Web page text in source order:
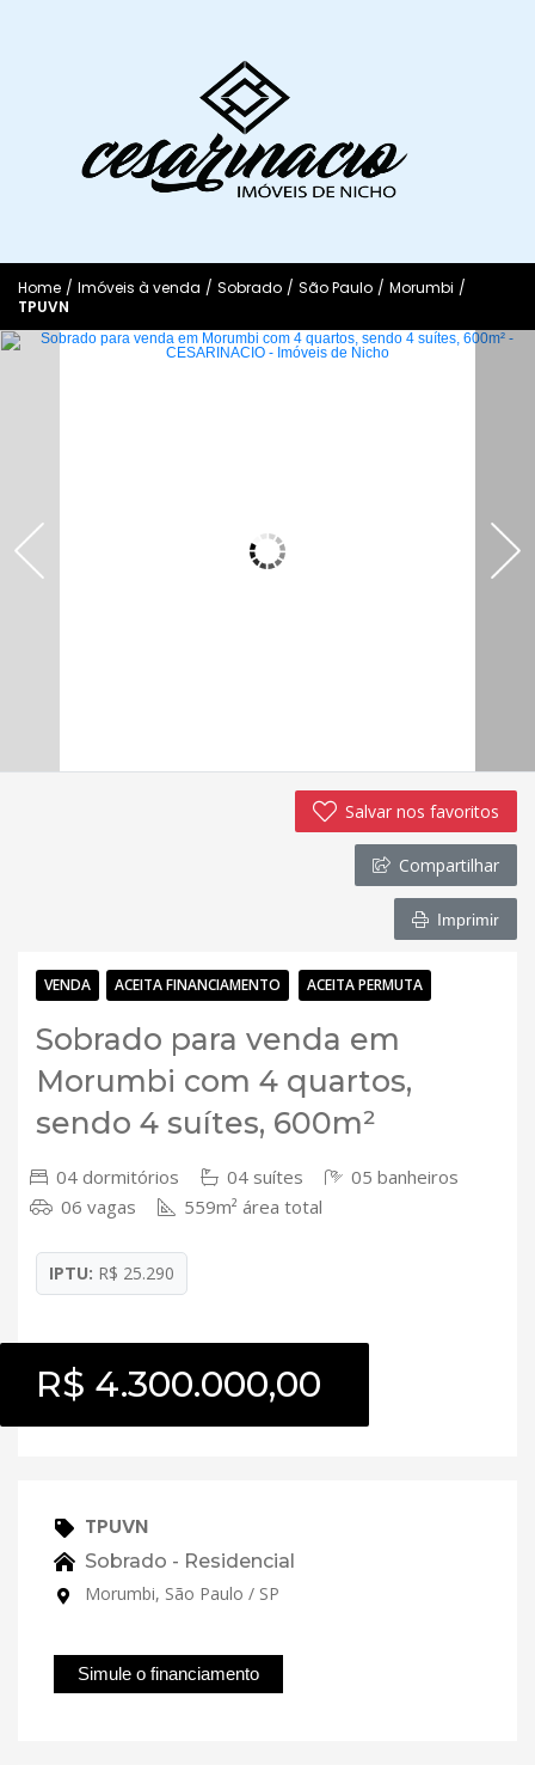
Home / Imóveis à venda / Sobrado / São Paulo / Morumbi /
TPUVN
Salvar nos favoritos
Compartilhar
Imprimir
VENDA ACEITA FINANCIAMENTO ACEITA PERMUTA
Sobrado para venda em
Morumbi com 4 quartos,
sendo 4 suítes, 600m²
04 dormitórios 04 suítes
05 banheiros
06 vagas
559m² área total
IPTU: R$ 25.290
R$ 4.300.000,00
TPUVN
Sobrado - Residencial
Morumbi, São Paulo / SP
Simule o financiamento